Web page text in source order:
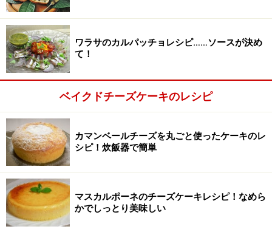
■チーズケーキの作り方
ワラサのカルパッチョレシピ……ソースが決め
て！
ベイクドチーズケーキのレシピ
カマンベールチーズを丸ごと使ったケーキのレ
シピ！炊飯器で簡単
マスカルポーネのチーズケーキレシピ！なめら
かでしっとり美味しい